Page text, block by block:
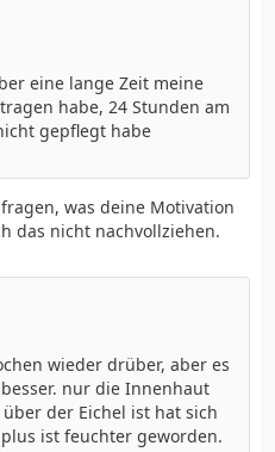
eine lange Zeit meine
habe, 24 Stunden am
gepflegt habe
was deine Motivation
das nicht nachvollziehen.
wieder drüber, aber es
nur die Innenhaut
der Eichel ist hat sich
ist feuchter geworden.